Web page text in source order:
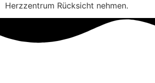
Herzzentrum Rücksicht nehmen.